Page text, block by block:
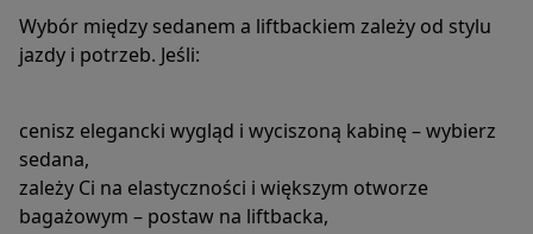
Wybór między sedanem a liftbackiem zależy od stylu
jazdy i potrzeb. Jeśli:
cenisz elegancki wygląd i wyciszoną kabinę – wybierz
sedana,
zależy Ci na elastyczności i większym otworze
bagażowym – postaw na liftbacka,